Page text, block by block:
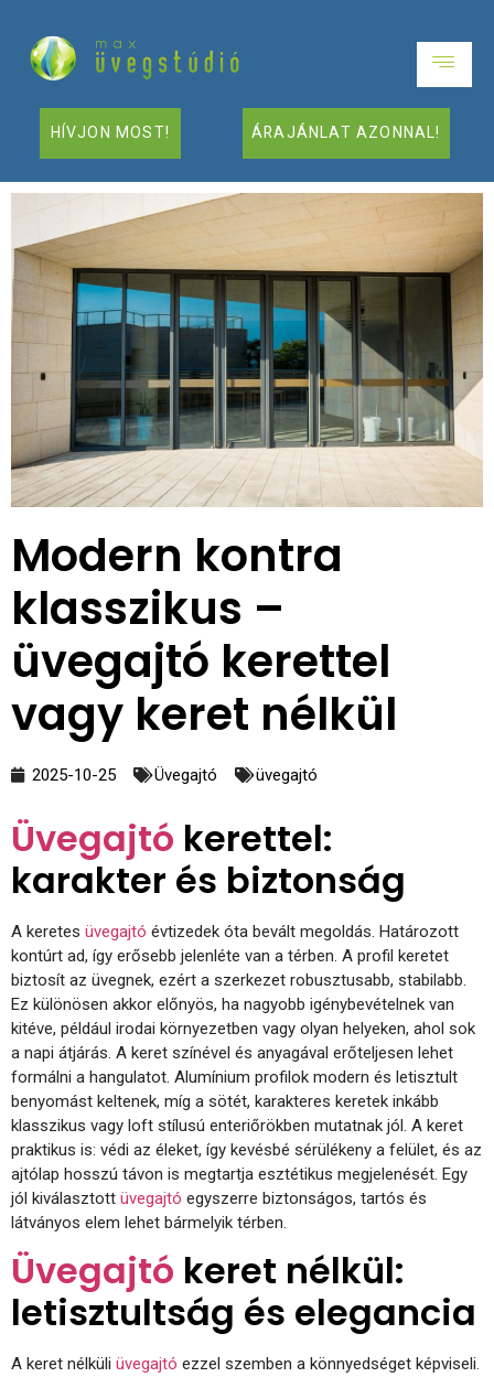
HÍVJON MOST! ÁRAJÁNLAT AZONNAL!
Modern kontra
klasszikus –
üvegajtó kerettel
vagy keret nélkül
2025-10-25 Üvegajtó üvegajtó
Üvegajtó kerettel:
karakter és biztonság
A keretes üvegajtó évtizedek óta bevált megoldás. Határozott
kontúrt ad, így erősebb jelenléte van a térben. A profil keretet
biztosít az üvegnek, ezért a szerkezet robusztusabb, stabilabb.
Ez különösen akkor előnyös, ha nagyobb igénybevételnek van
kitéve, például irodai környezetben vagy olyan helyeken, ahol sok
a napi átjárás. A keret színével és anyagával erőteljesen lehet
formálni a hangulatot. Alumínium profilok modern és letisztult
benyomást keltenek, míg a sötét, karakteres keretek inkább
klasszikus vagy loft stílusú enteriőrökben mutatnak jól. A keret
praktikus is: védi az éleket, így kevésbé sérülékeny a felület, és az
ajtólap hosszú távon is megtartja esztétikus megjelenését. Egy
jól kiválasztott üvegajtó egyszerre biztonságos, tartós és
látványos elem lehet bármelyik térben.
Üvegajtó keret nélkül:
letisztultság és elegancia
A keret nélküli üvegajtó ezzel szemben a könnyedséget képviseli.